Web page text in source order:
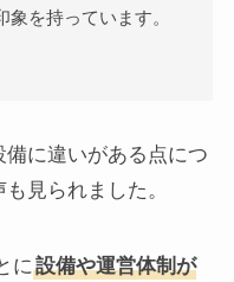
を持っています。
に違いがある点につ
見られました。
に設備や運営体制が